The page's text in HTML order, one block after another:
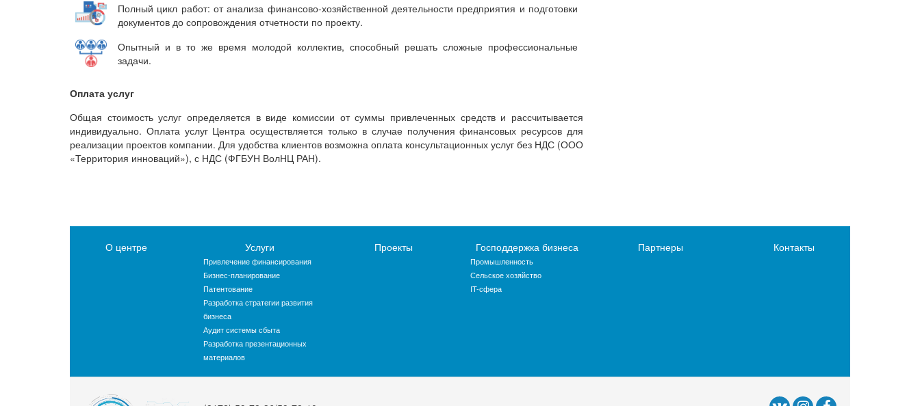
Полный цикл работ: от анализа финансово-хозяйственной деятельности предприятия и подготовки
документов до сопровождения отчетности по проекту.
Опытный и в то же время молодой коллектив, способный решать сложные профессиональные
задачи.
Оплата услуг
Общая стоимость услуг определяется в виде комиссии от суммы привлеченных средств и рассчитывается
индивидуально. Оплата услуг Центра осуществляется только в случае получения финансовых ресурсов для
реализации проектов компании. Для удобства клиентов возможна оплата консультационных услуг без НДС (ООО
«Территория инноваций»), с НДС (ФГБУН ВолНЦ РАН).
О центре Услуги
Привлечение финансирования
Бизнес-планирование
Патентование
Разработка стратегии развития
бизнеса
Аудит системы сбыта
Разработка презентационных
материалов
Проекты Господдержка бизнеса
Промышленность
Сельское хозяйство
IT-сфера
Партнеры Контакты